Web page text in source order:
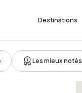
Destinations
Les mieux notés